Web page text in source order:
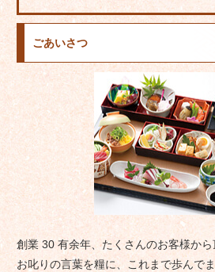
ごあいさつ
創業 30 有余年、たくさんのお客様か
お叱りの言葉を糧に、これまで歩んでま